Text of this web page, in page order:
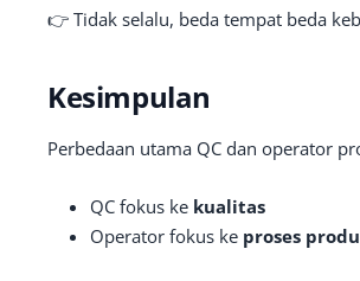
👉 Tidak selalu, beda tempat beda
Kesimpulan
Perbedaan utama QC dan operator
QC fokus ke kualitas
Operator fokus ke proses